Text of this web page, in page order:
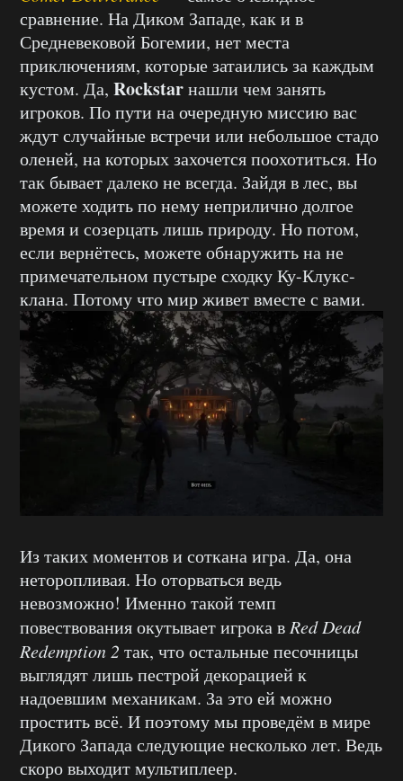
сравнение. На Диком Западе, как и в
Средневековой Богемии, нет места
приключениям, которые затаились за каждым
кустом. Да, Rockstarнашли чем занять
игроков. По пути на очередную миссию вас
ждут случайные встречи или небольшое стадо
оленей, на которых захочется поохотиться. Но
так бывает далеко не всегда. Зайдя в лес, вы
можете ходить по нему неприлично долгое
время и созерцать лишь природу. Но потом,
если вернётесь, можете обнаружить на не
примечательном пустыре сходку Ку-Клукс-
клана. Потому что мир живет вместе с вами.
Из таких моментов и соткана игра. Да, она
неторопливая. Но оторваться ведь
невозможно! Именно такой темп
повествования окутывает игрока в Red Dead
Redemption 2 так, что остальные песочницы
выглядят лишь пестрой декорацией к
надоевшим механикам. За это ей можно
простить всё. И поэтому мы проведём в мире
Дикого Запада следующие несколько лет. Ведь
скоро выходит мультиплеер.